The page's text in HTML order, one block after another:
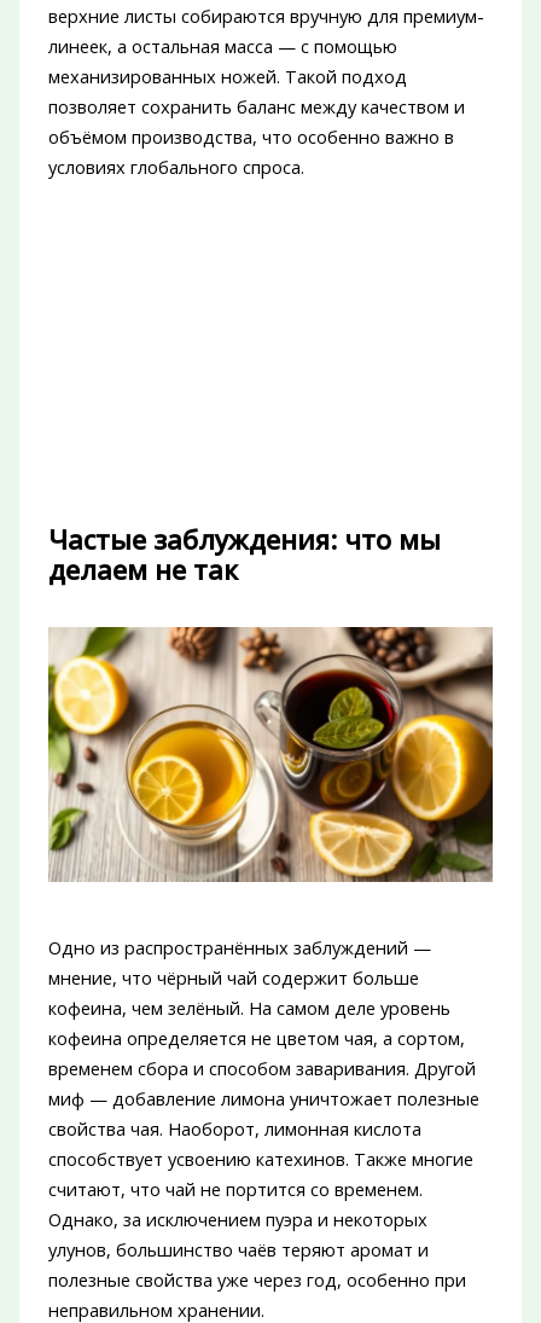
верхние листы собираются вручную для премиум-
линеек, а остальная масса — с помощью
механизированных ножей. Такой подход
позволяет сохранить баланс между качеством и
объёмом производства, что особенно важно в
условиях глобального спроса.
Частые заблуждения: что мы
делаем не так
Одно из распространённых заблуждений —
мнение, что чёрный чай содержит больше
кофеина, чем зелёный. На самом деле уровень
кофеина определяется не цветом чая, а сортом,
временем сбора и способом заваривания. Другой
миф — добавление лимона уничтожает полезные
свойства чая. Наоборот, лимонная кислота
способствует усвоению катехинов. Также многие
считают, что чай не портится со временем.
Однако, за исключением пуэра и некоторых
улунов, большинство чаёв теряют аромат и
полезные свойства уже через год, особенно при
неправильном хранении.